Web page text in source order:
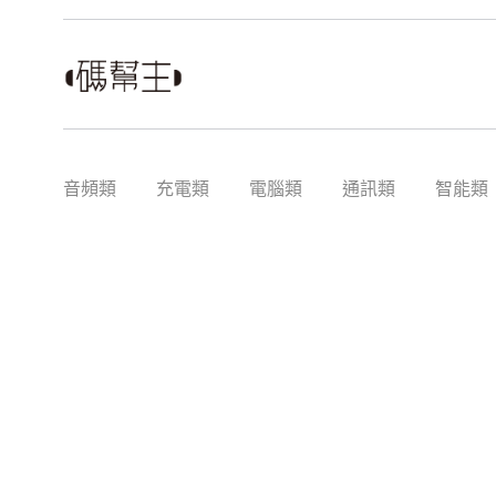
音頻類 充電類 電腦類 通訊類 智能類